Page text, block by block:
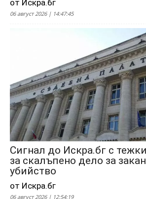
от Искра.бг
06 август 2026 | 14:47:45
Сигнал до Искра.бг с
за скалъпено дело за
убийство
от Искра.бг
06 август 2026 | 12:54:19